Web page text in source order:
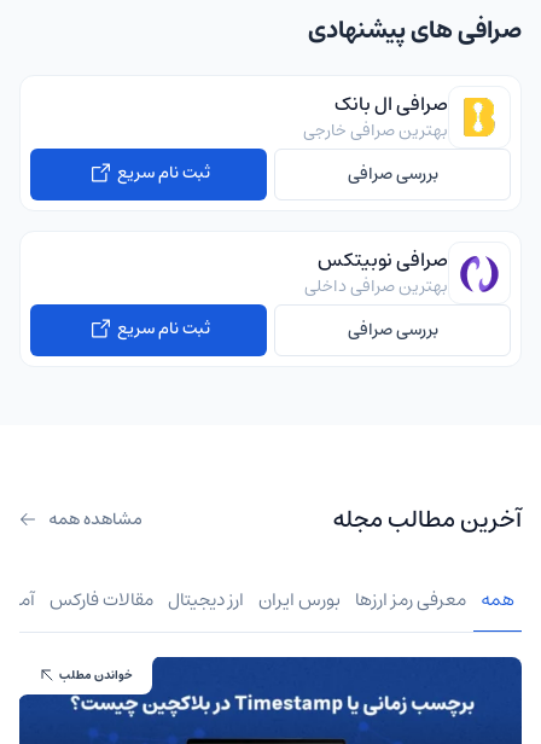
صرافی های پیشنهادی
صرافی ال بانک
بهترین صرافی خارجی
بررسی صرافی
ثبت نام سریع
صرافی نوبیتکس
بهترین صرافی داخلی
بررسی صرافی
ثبت نام سریع
آخرین مطالب مجله مشاهده همه
همه معرفی رمز ارزها بورس ایران ارز دیجیتال مقالات فارکس
خواندن مطلب